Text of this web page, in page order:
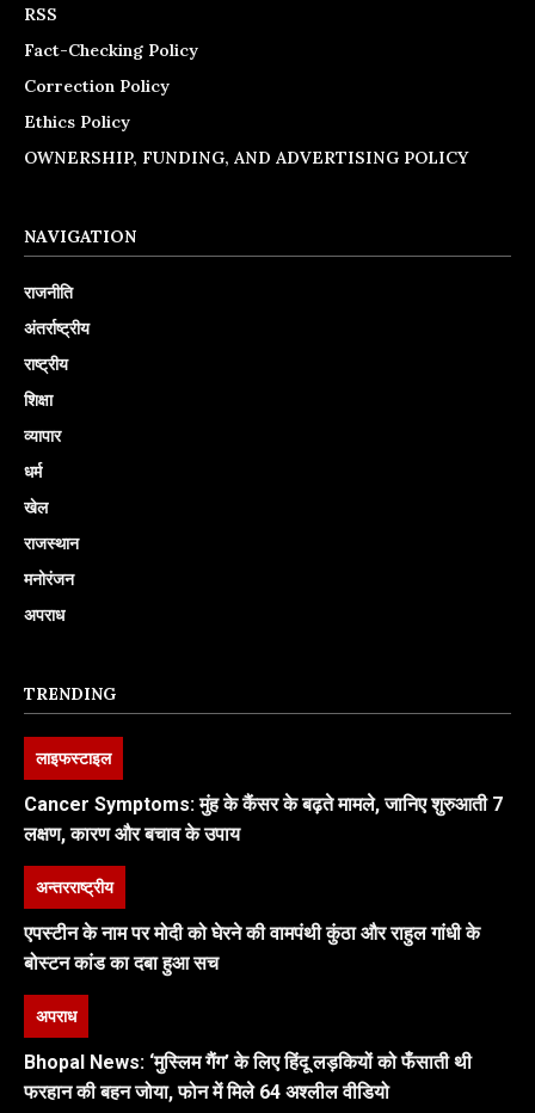
RSS
Fact-Checking Policy
Correction Policy
Ethics Policy
OWNERSHIP, FUNDING, AND ADVERTISING POLICY
NAVIGATION
राजनीति
अंतर्राष्ट्रीय
राष्ट्रीय
शिक्षा
व्यापार
धर्म
खेल
राजस्थान
मनोरंजन
अपराध
TRENDING
लाइफस्टाइल
Cancer Symptoms: मुंह के कैंसर के बढ़ते मामले, जानिए शुरुआती 7
लक्षण, कारण और बचाव के उपाय
अन्तरराष्ट्रीय
एपस्टीन के नाम पर मोदी को घेरने की वामपंथी कुंठा और राहुल गांधी के
बोस्टन कांड का दबा हुआ सच
अपराध
Bhopal News: ‘मुस्लिम गैंग’ के लिए हिंदू लड़कियों को फँसाती थी
फरहान की बहन जोया, फोन में मिले 64 अश्लील वीडियो